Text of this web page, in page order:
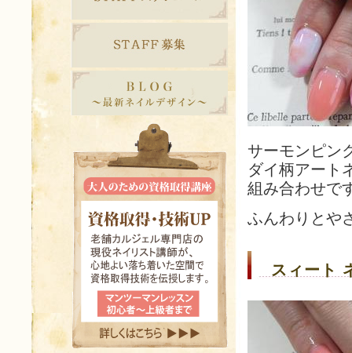
サーモンピン
ダイ柄アート
組み合わせで
ふんわりとや
スィート